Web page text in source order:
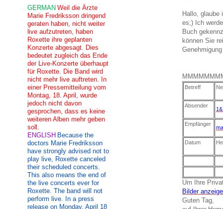
Hallo,
es;) Ich
Buch
können Sie
Betreff
Absender
Empfänger
Datum
Um Ihre
Bilder
Guten Tag,
GERMAN Weil die Ärzte
Marie Fredriksson dringend
geraten haben, nicht weiter
live aufzutreten, haben
Roxette ihre geplanten
Konzerte abgesagt. Dies
bedeutet zugleich das Ende
der Live-Konzerte überhaupt
für Roxette. Die Band wird
nicht mehr live auftreten. In
einer Pressemitteilung vom
Montag, 18. April, wurde
jedoch nicht davon
gesprochen, dass es keine
weiteren Alben mehr geben
soll.
ENGLISH Because the
doctors Marie Fredriksson
have strongly advised not to
play live, Roxette canceled
their scheduled concerts.
This also means the end of
the live concerts ever for
Roxette. The band will not
perform live. In a press
release on Monday, April 18